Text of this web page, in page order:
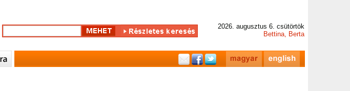
2026. augusztus 6. csütörtök
Bettina, Berta